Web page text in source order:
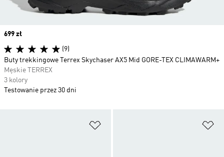
Price
699 zł
(9)
Buty trekkingowe Terrex Skychaser AX5 Mid GORE-TEX CLIMAWARM+
Męskie TERREX
3 kolory
Testowanie przez 30 dni